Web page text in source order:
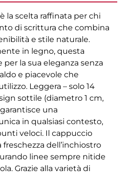
la scelta raffinata per chi
di scrittura che combina
e stile naturale.
in legno, questa
la sua eleganza senza
e piacevole che
Leggera – solo 14
sottile (diametro 1 cm,
una
in qualsiasi contesto,
veloci. Il cappuccio
freschezza dell’inchiostro
linee sempre nitide
Grazie alla varietà di